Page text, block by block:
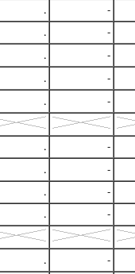
. -
. -
. -
. -
. -
. -
. -
. -
. -
. -